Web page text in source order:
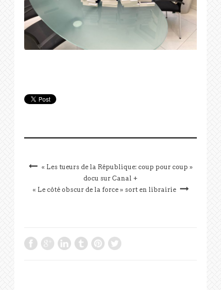
« Les tueurs de la République: coup pour coup »
docu sur Canal +
« Le côté obscur de la force » sort en librairie